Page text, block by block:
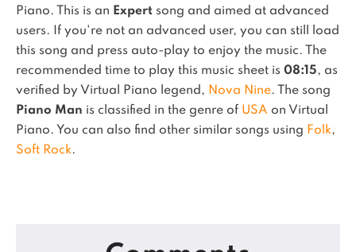
Piano.
This is an Expert song and aimed at advanced
users. If you're not an advanced user, you can still load
this song and press auto-play to enjoy the music.
The
recommended time to play this music sheet is 08:15, as
verified by Virtual Piano legend, Nova Nine.
The song
Piano Man is classified in the genre of USA on Virtual
Piano. You can also find other similar songs using Folk,
Soft Rock.